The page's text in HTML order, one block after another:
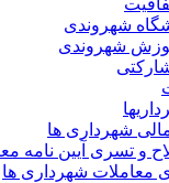
شهروندی
شهروندی
شهرداری ها
و تسری آیین نامه
شهرداری ها